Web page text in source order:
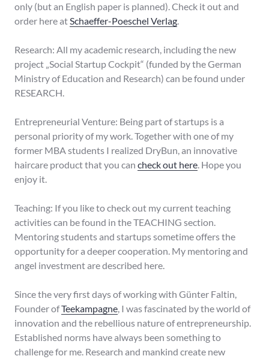
only (but an English paper is planned). Check it out and
order here atSchaeffer-Poeschel Verlag.
Research: All my academic research, including the new
project „Social Startup Cockpit“ (funded by the German
Ministry of Education and Research) can be found under
RESEARCH.
Entrepreneurial Venture: Being part of startups is a
personal priority of my work. Together with one of my
former MBA students I realized DryBun, an innovative
haircare product that you can check out here. Hope you
enjoy it.
Teaching: If you like to check out my current teaching
activities can be found in the TEACHING section.
Mentoring students and startups sometime offers the
opportunity for a deeper cooperation. My mentoring and
angel investment are described here.
Since the very first days of working with Günter Faltin,
Founder ofTeekampagne, I was fascinated by the world of
innovation and the rebellious nature of entrepreneurship.
Established norms have always been something to
challenge for me. Research and mankind create new